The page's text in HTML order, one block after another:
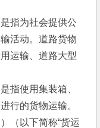
指为社会提供公
活动。道路货物
运输、道路大型
使用集装箱、
行的货物运输。
（以下简称“货运